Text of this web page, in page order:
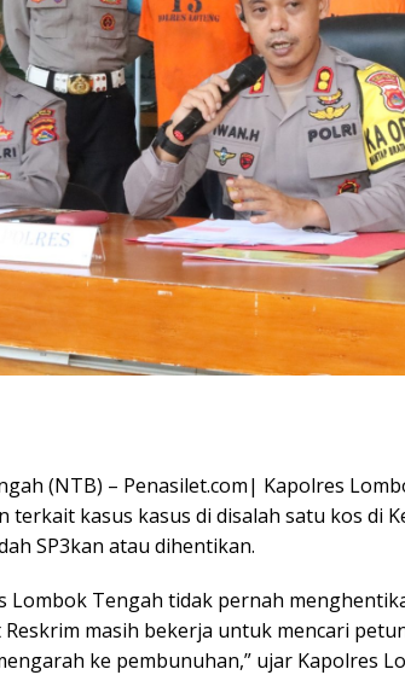
(NTB) – Penasilet.com| Kapolres
terkait kasus kasus di disalah satu kos di
SP3kan atau dihentikan.
Lombok Tengah tidak pernah
Reskrim masih bekerja untuk mencari
ke pembunuhan,” ujar Kapolres